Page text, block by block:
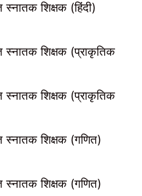
स्नातक शिक्षक (हिंदी)
स्नातक शिक्षक (प्राकृतिक
स्नातक शिक्षक (प्राकृतिक
स्नातक शिक्षक (गणित)
स्नातक शिक्षक (गणित)